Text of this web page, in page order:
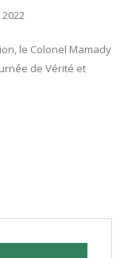
le Colonel Mamady
de Vérité et